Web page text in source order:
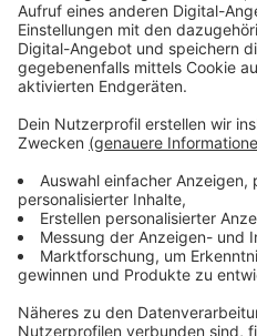
Anzeige
Rund um die Ausstellung
Rahmenprogramm mit
Geisterbahn können alle
kostenfrei nutzen. In zehn
der Heavy Metal Band Lordi.
Anzeige